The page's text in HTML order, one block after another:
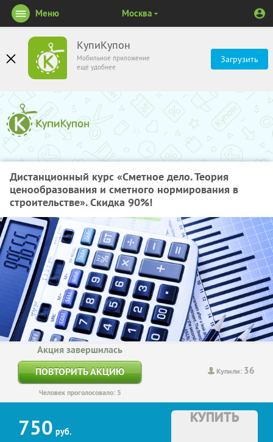
КупиКупон
Мобильное приложение
ещё удобнее
Загрузить
Меню Москва
Дистанционный курс «Сметное дело. Теория
ценообразования и сметного нормирования в
строительстве». Скидка 90%!
Купили: 36
Акция завершилась
ПОВТОРИТЬ АКЦИЮ
Человек проголосовало: 5
750 руб.
КУПИТЬ